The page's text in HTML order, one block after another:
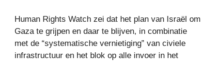
Human Rights Watch zei dat het plan van Israël om
Gaza te grijpen en daar te blijven, in combinatie
met de “systematische vernietiging” van civiele
infrastructuur en het blok op alle invoer in het